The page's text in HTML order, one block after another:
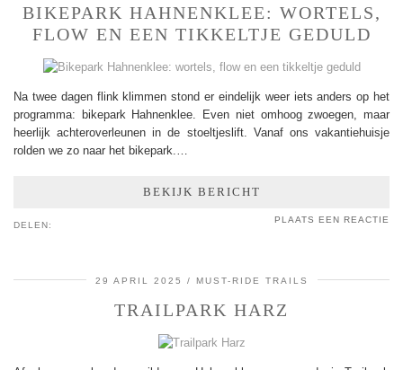
BIKEPARK HAHNENKLEE: WORTELS,
FLOW EN EEN TIKKELTJE GEDULD
Na twee dagen flink klimmen stond er eindelijk weer iets anders op het
programma: bikepark Hahnenklee. Even niet omhoog zwoegen, maar
heerlijk achteroverleunen in de stoeltjeslift. Vanaf ons vakantiehuisje
rolden we zo naar het bikepark.…
BEKIJK BERICHT
DELEN:
PLAATS EEN REACTIE
29 APRIL 2025 MUST-RIDE TRAILS
TRAILPARK HARZ